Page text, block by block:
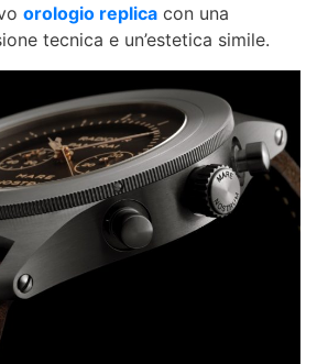
orologio replica con una
tecnica e un’estetica simile.